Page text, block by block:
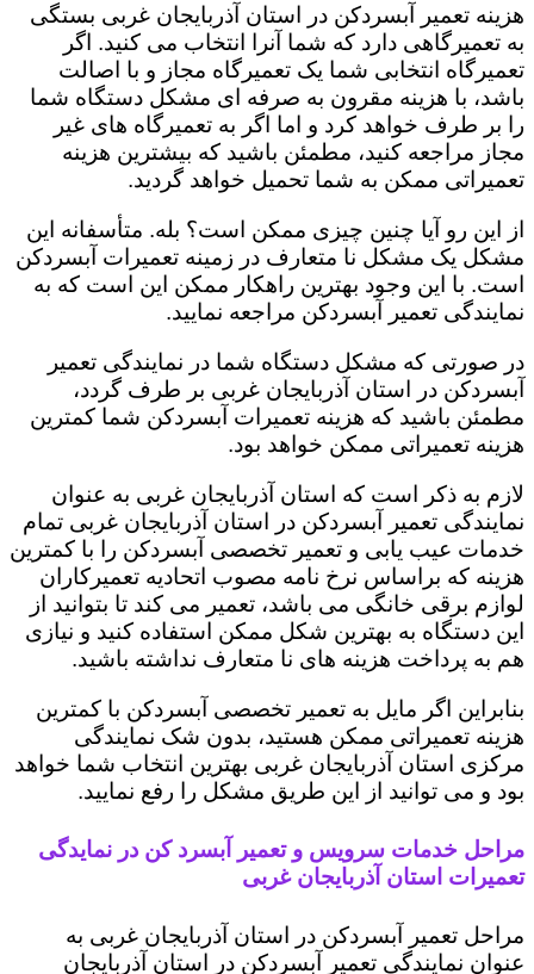
هزینه تعمیر آبسردکن در استان آذربایجان غربی بستگی
به تعمیرگاهی دارد که شما آنرا انتخاب می کنید. اگر
تعمیرگاه انتخابی شما یک تعمیرگاه مجاز و با اصالت
باشد، با هزینه مقرون به صرفه ای مشکل دستگاه شما
را بر طرف خواهد کرد و اما اگر به تعمیرگاه های غیر
مجاز مراجعه کنید، مطمئن باشید که بیشترین هزینه
تعمیراتی ممکن به شما تحمیل خواهد گردید.
از این رو آیا چنین چیزی ممکن است؟ بله. متأسفانه این
مشکل یک مشکل نا متعارف در زمینه تعمیرات آبسردکن
است. با این وجود بهترین راهکار ممکن این است که به
نمایندگی تعمیر آبسردکن مراجعه نمایید.
در صورتی که مشکل دستگاه شما در نمایندگی تعمیر
آبسردکن در استان آذربایجان غربی بر طرف گردد،
مطمئن باشید که هزینه تعمیرات آبسردکن شما کمترین
هزینه تعمیراتی ممکن خواهد بود.
لازم به ذکر است که استان آذربایجان غربی به عنوان
نمایندگی تعمیر آبسردکن در استان آذربایجان غربی تمام
خدمات عیب یابی و تعمیر تخصصی آبسردکن را با کمترین
هزینه که براساس نرخ نامه مصوب اتحادیه تعمیرکاران
لوازم برقی خانگی می باشد، تعمیر می کند تا بتوانید از
این دستگاه به بهترین شکل ممکن استفاده کنید و نیازی
هم به پرداخت هزینه های نا متعارف نداشته باشید.
بنابراین اگر مایل به تعمیر تخصصی آبسردکن با کمترین
هزینه تعمیراتی ممکن هستید، بدون شک نمایندگی
مرکزی استان آذربایجان غربی بهترین انتخاب شما خواهد
بود و می توانید از این طریق مشکل را رفع نمایید.
مراحل خدمات سرویس و تعمیر آبسرد کن در نمایدگی
تعمیرات استان آذربایجان غربی
مراحل تعمیر آبسردکن در استان آذربایجان غربی به
عنوان نمایندگی تعمیر آبسردکن در استان آذربایجان